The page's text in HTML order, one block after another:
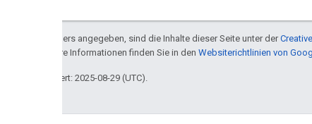
Sofern nicht anders angegeben, sind die Inhalte dieser Seite unter der
lizenziert. Weitere Informationen finden Sie in den Websiterichtlinien von
Zuletzt aktualisiert: 2025-08-29 (UTC).